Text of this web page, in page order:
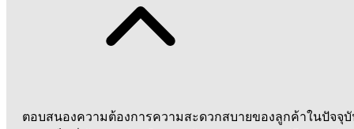
ตอบสนองความต้องการความสะดวกสบายของลูกค้าในปัจจุ